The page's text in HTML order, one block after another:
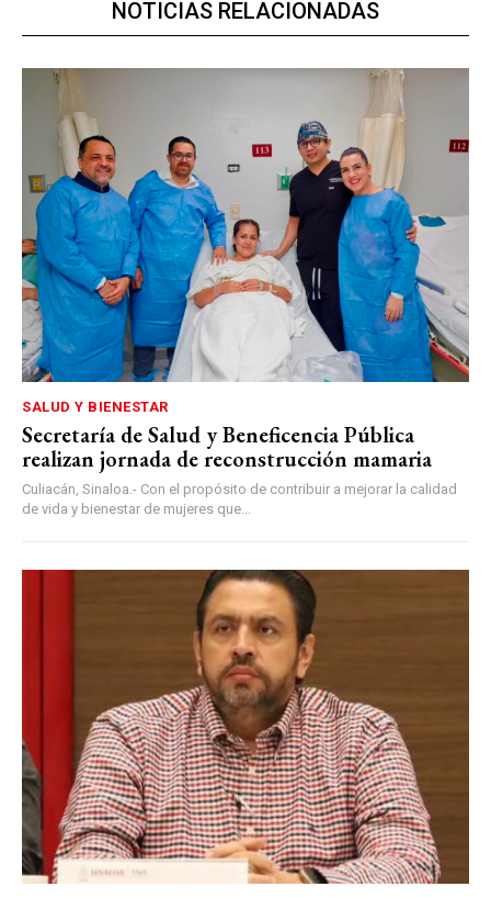
NOTICIAS RELACIONADAS
SALUD Y BIENESTAR
Secretaría de Salud y Beneficencia Pública
realizan jornada de reconstrucción mamaria
Culiacán, Sinaloa.- Con el propósito de contribuir a mejorar la calidad
de vida y bienestar de mujeres que...